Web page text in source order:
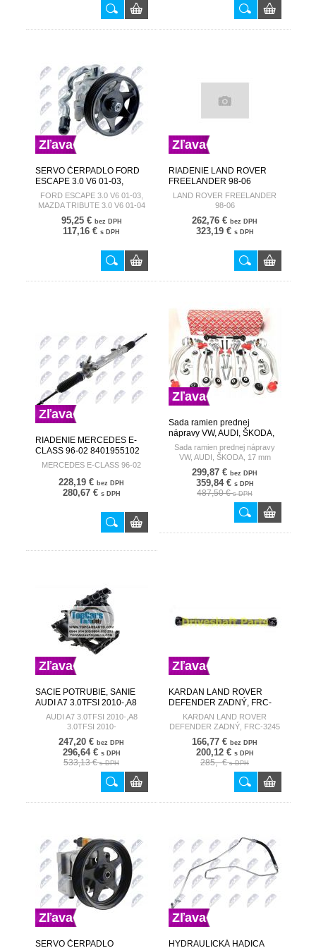
Zľava
SERVO ČERPADLO FORD
ESCAPE 3.0 V6 01-03,
MAZDA TRIBUTE 3.0 V6 01-
04 5L8Z3A674BA SPW-CH-
FORD ESCAPE 3.0 V6 01-03,
MAZDA TRIBUTE 3.0 V6 01-04
95,25 € bez DPH
117,16 € s DPH
Zľava
RIADENIE LAND ROVER
FREELANDER 98-06
QAB102370 SPK-LR-000
LAND ROVER FREELANDER
98-06
262,76 € bez DPH
323,19 € s DPH
Zľava
RIADENIE MERCEDES E-
CLASS 96-02 8401955102
SPK-ME-005
MERCEDES E-CLASS 96-02
228,19 € bez DPH
280,67 € s DPH
Zľava
Sada ramien prednej
nápravy VW, AUDI, ŠKODA,
17 mm FEBI BILSTEIN
GERMANY
Sada ramien prednej nápravy
VW, AUDI, ŠKODA, 17 mm
299,87 € bez DPH
359,84 € s DPH
487,50 €s DPH
Zľava
SACIE POTRUBIE, SANIE
AUDI A7 3.0TFSI 2010-,A8
3.0TFSI 2010- 06E133151L
BKS-AU-006
AUDI A7 3.0TFSI 2010-,A8
3.0TFSI 2010-
247,20 € bez DPH
296,64 € s DPH
533,13 €s DPH
Zľava
KARDAN LAND ROVER
DEFENDER ZADNÝ, FRC-
3245 FRC8390 EDRIVE
KARDAN LAND ROVER
DEFENDER ZADNÝ, FRC-3245
FRC8390
166,77 € bez DPH
200,12 € s DPH
285,- €s DPH
Zľava
SERVO ČERPADLO
Zľava
HYDRAULICKÁ HADICA